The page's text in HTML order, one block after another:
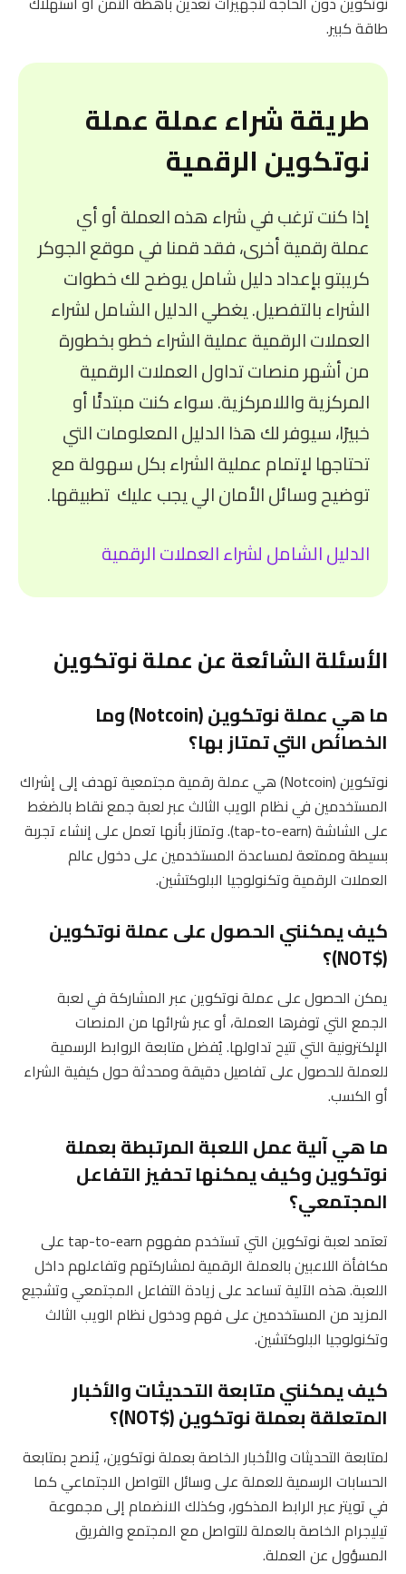
طاقة كبير.
طريقة شراء عملة عملة
نوتكوين الرقمية
إذا كنت ترغب في شراء هذه العملة أو أي
عملة رقمية أخرى، فقد قمنا في موقع الجوكر
كريبتو بإعداد دليل شامل يوضح لك خطوات
الشراء بالتفصيل. يغطي الدليل الشامل لشراء
العملات الرقمية عملية الشراء خطو بخطورة
من أشهر منصات تداول العملات الرقمية
المركزية واللامركزية. سواء كنت مبتدئًا أو
خبيرًا، سيوفر لك هذا الدليل المعلومات التي
تحتاجها لإتمام عملية الشراء بكل سهولة مع
توضيح وسائل الأمان الي يجب عليك تطبيقها.
الدليل الشامل لشراء العملات الرقمية
الأسئلة الشائعة عن عملة نوتكوين
ما هي عملة نوتكوين (Notcoin) وما
الخصائص التي تمتاز بها؟
نوتكوين (Notcoin) هي عملة رقمية مجتمعية تهدف إلى إشراك
المستخدمين في نظام الويب الثالث عبر لعبة جمع نقاط بالضغط
على الشاشة (tap-to-earn). وتمتاز بأنها تعمل على إنشاء تجربة
بسيطة وممتعة لمساعدة المستخدمين على دخول عالم
العملات الرقمية وتكنولوجيا البلوكتشين.
كيف يمكنني الحصول على عملة نوتكوين
($NOT)؟
يمكن الحصول على عملة نوتكوين عبر المشاركة في لعبة
الجمع التي توفرها العملة، أو عبر شرائها من المنصات
الإلكترونية التي تتيح تداولها. يُفضل متابعة الروابط الرسمية
للعملة للحصول على تفاصيل دقيقة ومحدثة حول كيفية الشراء
أو الكسب.
ما هي آلية عمل اللعبة المرتبطة بعملة
نوتكوين وكيف يمكنها تحفيز التفاعل
المجتمعي؟
تعتمد لعبة نوتكوين التي تستخدم مفهوم tap-to-earn على
مكافأة اللاعبين بالعملة الرقمية لمشاركتهم وتفاعلهم داخل
اللعبة. هذه الآلية تساعد على زيادة التفاعل المجتمعي وتشجيع
المزيد من المستخدمين على فهم ودخول نظام الويب الثالث
وتكنولوجيا البلوكتشين.
كيف يمكنني متابعة التحديثات والأخبار
المتعلقة بعملة نوتكوين ($NOT)؟
لمتابعة التحديثات والأخبار الخاصة بعملة نوتكوين، يُنصح بمتابعة
الحسابات الرسمية للعملة على وسائل التواصل الاجتماعي كما
في تويتر عبر الرابط المذكور، وكذلك الانضمام إلى مجموعة
تيليجرام الخاصة بالعملة للتواصل مع المجتمع والفريق
المسؤول عن العملة.